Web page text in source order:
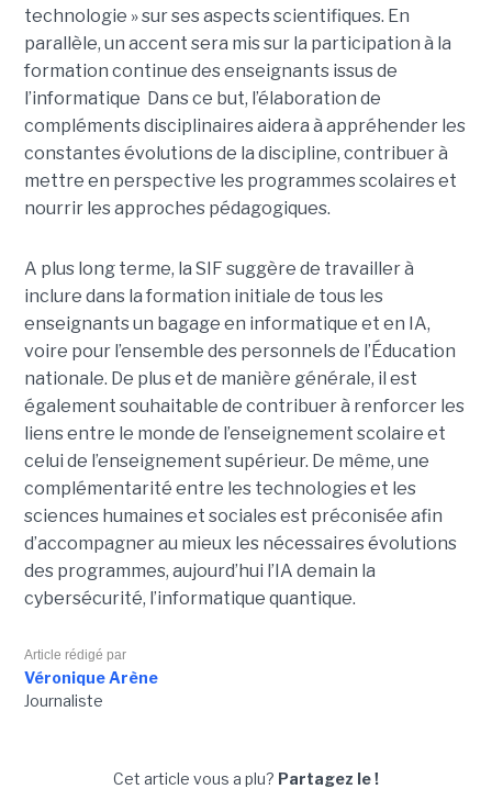
technologie » sur ses aspects scientifiques. En
parallèle, un accent sera mis sur la participation à la
formation continue des enseignants issus de
l’informatique Dans ce but, l’élaboration de
compléments disciplinaires aidera à appréhender les
constantes évolutions de la discipline, contribuer à
mettre en perspective les programmes scolaires et
nourrir les approches pédagogiques.
A plus long terme, la SIF suggère de travailler à
inclure dans la formation initiale de tous les
enseignants un bagage en informatique et en IA,
voire pour l’ensemble des personnels de l’Éducation
nationale. De plus et de manière générale, il est
également souhaitable de contribuer à renforcer les
liens entre le monde de l’enseignement scolaire et
celui de l’enseignement supérieur. De même, une
complémentarité entre les technologies et les
sciences humaines et sociales est préconisée afin
d’accompagner au mieux les nécessaires évolutions
des programmes, aujourd’hui l’IA demain la
cybersécurité, l’informatique quantique.
Article rédigé par
Véronique Arène
Journaliste
Cet article vous a plu? Partagez le !